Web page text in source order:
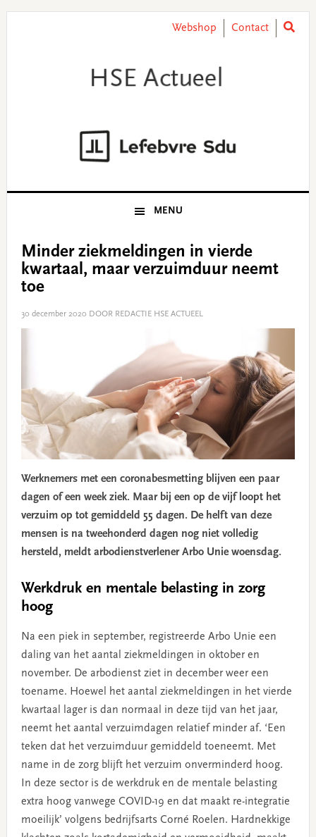
Webshop Contact
MENU
Minder ziekmeldingen in vierde
kwartaal, maar verzuimduur neemt
toe
30 december 2020 DOOR REDACTIE HSE ACTUEEL
Werknemers met een coronabesmetting blijven een paar
dagen of een week ziek. Maar bij een op de vijf loopt het
verzuim op tot gemiddeld 55 dagen. De helft van deze
mensen is na tweehonderd dagen nog niet volledig
hersteld, meldt arbodienstverlener Arbo Unie woensdag.
Werkdruk en mentale belasting in zorg
hoog
Na een piek in september, registreerde Arbo Unie een
daling van het aantal ziekmeldingen in oktober en
november. De arbodienst ziet in december weer een
toename. Hoewel het aantal ziekmeldingen in het vierde
kwartaal lager is dan normaal in deze tijd van het jaar,
neemt het aantal verzuimdagen relatief minder af. ‘Een
teken dat het verzuimduur gemiddeld toeneemt. Met
name in de zorg blijft het verzuim onverminderd hoog.
In deze sector is de werkdruk en de mentale belasting
extra hoog vanwege COVID-19 en dat maakt re-integratie
moeilijk’ volgens bedrijfsarts Corné Roelen. Hardnekkige